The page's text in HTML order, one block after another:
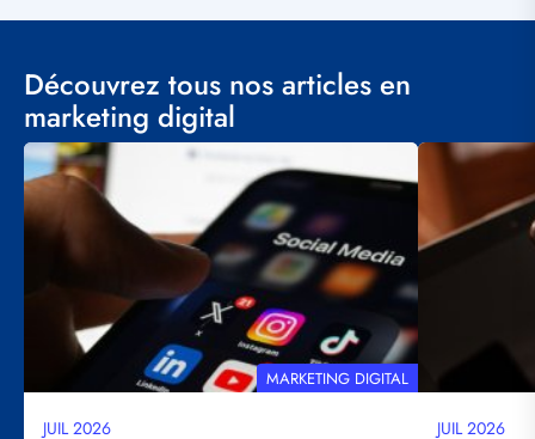
Découvrez tous nos articles en
marketing digital
Visuel
principal
THÉMATIQUE
MARKETING DIGITAL
Date
JUIL 2026
Visuel
Date
JUIL 2026